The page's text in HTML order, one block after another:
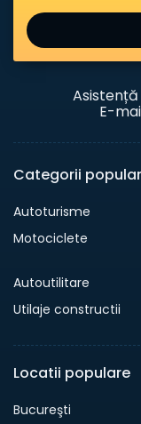
E-
Categorii
Autoturisme
Motociclete
Autoutilitare
Utilaje constructii
Locatii populare
Bucureşti